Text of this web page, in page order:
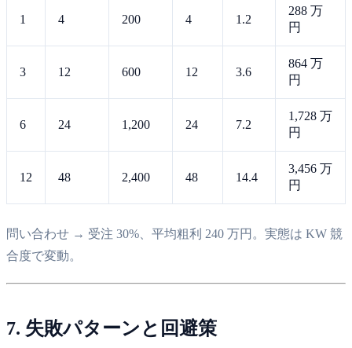
1 4 200 4 1.2
288 万
円
3 12 600 12 3.6
864 万
円
6 24 1,200 24 7.2
1,728 万
円
12 48 2,400 48 14.4
3,456 万
円
問い合わせ → 受注 30%、平均粗利 240 万円。実態は KW 競
合度で変動。
7. 失敗パターンと回避策